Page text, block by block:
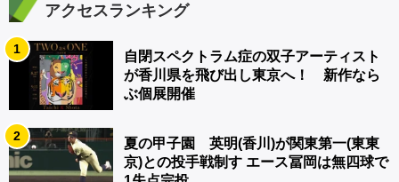
アクセスランキング
1
自閉スペクトラム症の双子アーティスト
が香川県を飛び出し東京へ！ 新作なら
ぶ個展開催
2
夏の甲子園 英明(香川)が関東第一(東東
京)との投手戦制す エース冨岡は無四球で